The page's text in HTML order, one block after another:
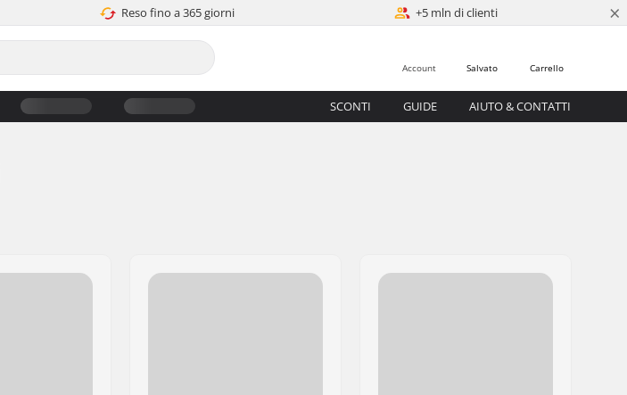
Reso fino a 365 giorni +5 mln di clienti ×
Carrello
Salvato
Account
SCONTI GUIDE AIUTO & CONTATTI